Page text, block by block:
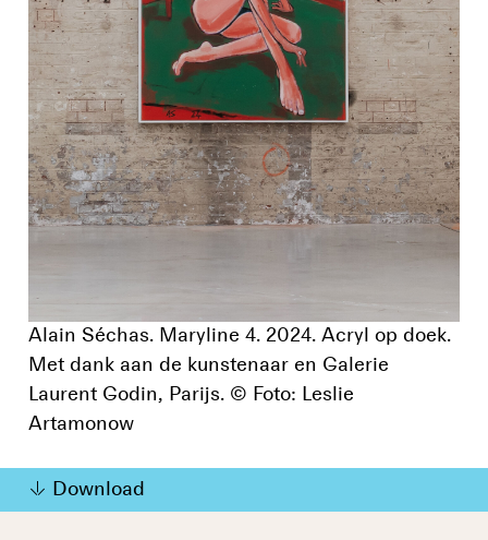
Alain Séchas. Maryline 4. 2024. Acryl op doek.
Met dank aan de kunstenaar en Galerie
Laurent Godin, Parijs. © Foto: Leslie
Artamonow
Download